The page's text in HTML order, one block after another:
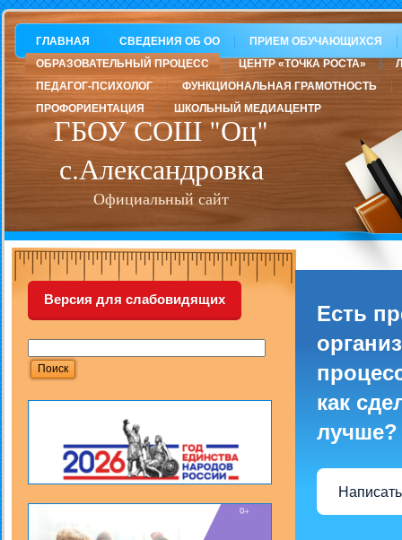
ГБОУ СОШ "Оц"
с.Александровка
Официальный сайт
ГЛАВНАЯ СВЕДЕНИЯ ОБ ОО
ПРИЕМ ОБУЧАЮЩИХСЯ
ОБРАЗОВАТЕЛЬНЫЙ ПРОЦЕСС
ЦЕНТР «ТОЧКА РОСТА»
ПЕДАГОГ-ПСИХОЛОГ
ФУНКЦИОНАЛЬНАЯ ГРАМОТНОСТЬ
ПРОФОРИЕНТАЦИЯ
ШКОЛЬНЫЙ МЕДИАЦЕНТР
Версия для слабовидящих
Есть
как
лучше?